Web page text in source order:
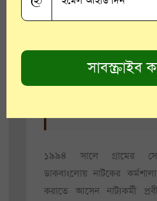
দূর দূরান্ত থেকে মানুষ
দেখতে, গ্রামের নাটক
তাদের জন্য থাকা
১৯৯৪ সালে গ্রামের
ডাকবাংলোয় নাটকের
করাতে আসেন নাট্যকর্মী